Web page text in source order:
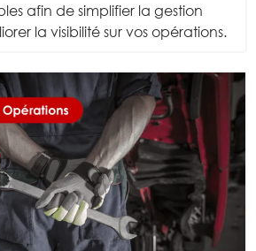
afin de simplifier la gestion
la visibilité sur vos opérations.